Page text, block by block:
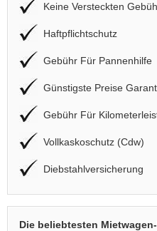
Keine Versteckten
Haftpflichtschutz
Gebühr Für Pannenhilfe
Günstigste Preise
Gebühr Für
Vollkaskoschutz (Cdw)
Diebstahlversicherung
Die beliebtesten